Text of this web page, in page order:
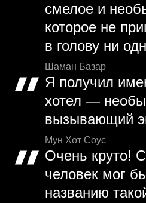
смелое и
которое не
в голову ни
Шаман Базар
Я получил
хотел —
вызывающий
Мун Хот Соус
Очень круто!
человек мог
названию